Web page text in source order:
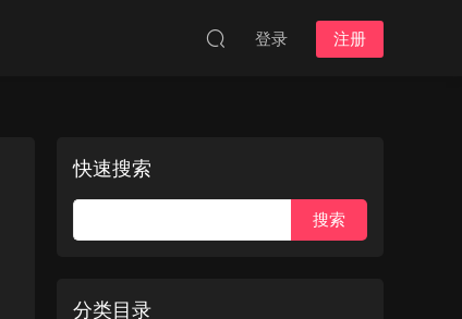
登录 注册
快速搜索
分类目录